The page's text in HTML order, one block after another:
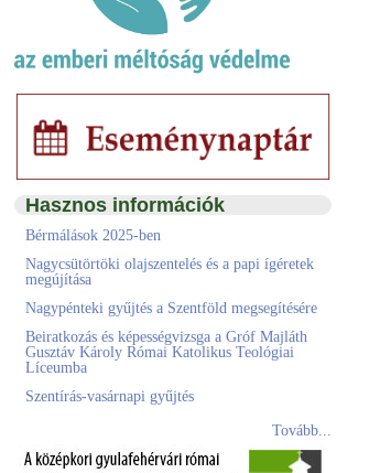
Hasznos információk
Bérmálások 2025-ben
Nagycsütörtöki olajszentelés és a papi ígéretek
megújítása
Nagypénteki gyűjtés a Szentföld megsegítésére
Beiratkozás és képességvizsga a Gróf Majláth
Gusztáv Károly Római Katolikus Teológiai
Líceumba
Szentírás-vasárnapi gyűjtés
Tovább...